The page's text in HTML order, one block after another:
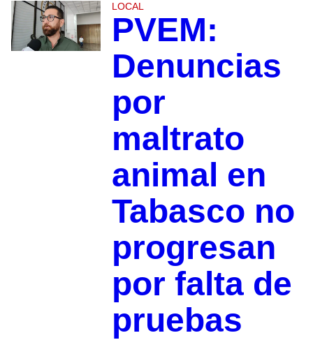
LOCAL
PVEM:
Denuncias
por
maltrato
animal en
Tabasco no
progresan
por falta de
pruebas